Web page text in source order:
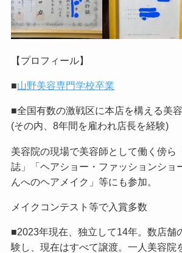
【プロフィール】
■山野美容専門学校卒業
■全国有数の激戦区に本店を構える美
(その内、8年間を雇われ店長を経験)
美容院の現場で美容師として働く傍ら
誌」「ヘアショー・ファッションショ
んへのヘアメイク」等にも参加。
メイクコンテスト等で入賞多数
■2023年現在、独立して14年。数店舗
験し、現在はすべて譲渡。一人美容院